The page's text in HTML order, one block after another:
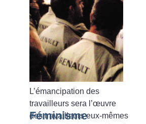
L’émancipation des
travailleurs sera l’œuvre
des travailleurs eux-mêmes
Féminisme